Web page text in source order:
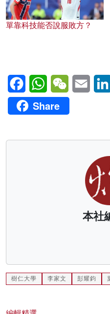
單靠科技能否說服敗方？
FacebookWhatsAppWeChatEmail
Share
本社
樹仁大學 李家文 彭耀鈞